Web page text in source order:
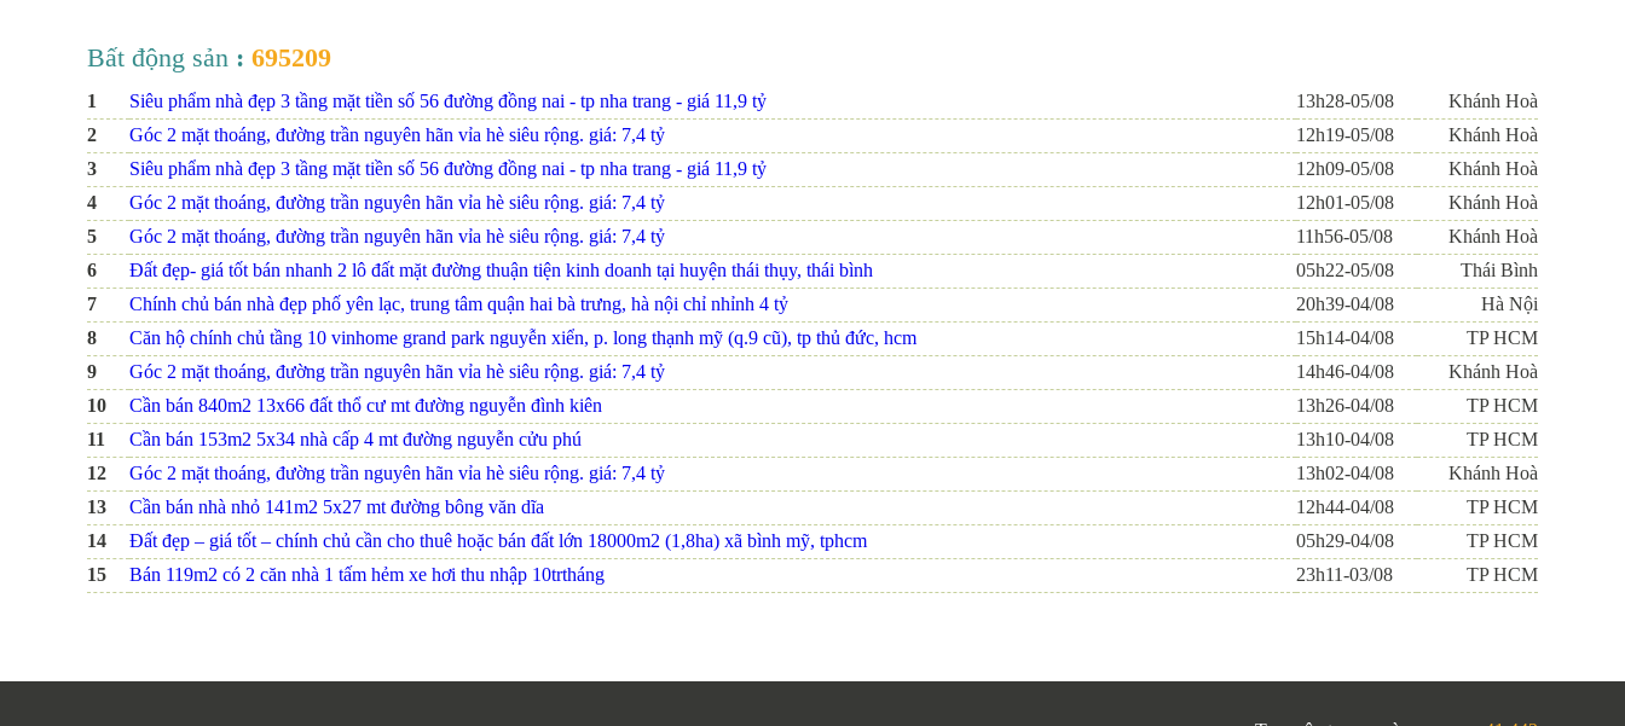
Bất động sản : 695209
1 Siêu phẩm nhà đẹp 3 tầng mặt tiền số 56 đường đồng nai - tp nha trang - giá 11,9 tỷ 13h28-05/08
Khánh Hoà
2
Góc 2 mặt thoáng, đường trần nguyên hãn vỉa hè siêu rộng. giá: 7,4 tỷ 12h19-05/08
Khánh Hoà
3
Siêu phẩm nhà đẹp 3 tầng mặt tiền số 56 đường đồng nai - tp nha trang - giá 11,9 tỷ 12h09-05/08
Khánh Hoà
4
Góc 2 mặt thoáng, đường trần nguyên hãn vỉa hè siêu rộng. giá: 7,4 tỷ 12h01-05/08
Khánh Hoà
5
Góc 2 mặt thoáng, đường trần nguyên hãn vỉa hè siêu rộng. giá: 7,4 tỷ 11h56-05/08
Khánh Hoà
6
Đất đẹp- giá tốt bán nhanh 2 lô đất mặt đường thuận tiện kinh doanh tại huyện thái thụy, thái bình 05h22-05/08
Thái Bình
7
Chính chủ bán nhà đẹp phố yên lạc, trung tâm quận hai bà trưng, hà nội chỉ nhỉnh 4 tỷ 20h39-04/08
Hà Nội
8
Căn hộ chính chủ tầng 10 vinhome grand park nguyễn xiển, p. long thạnh mỹ (q.9 cũ), tp thủ đức, hcm 15h14-04/08
TP HCM
9
Góc 2 mặt thoáng, đường trần nguyên hãn vỉa hè siêu rộng. giá: 7,4 tỷ 14h46-04/08
Khánh Hoà
10
Cần bán 840m2 13x66 đất thổ cư mt đường nguyễn đình kiên 13h26-04/08
TP HCM
11
Cần bán 153m2 5x34 nhà cấp 4 mt đường nguyễn cửu phú 13h10-04/08
TP HCM
12
Góc 2 mặt thoáng, đường trần nguyên hãn vỉa hè siêu rộng. giá: 7,4 tỷ 13h02-04/08
Khánh Hoà
13
Cần bán nhà nhỏ 141m2 5x27 mt đường bông văn dĩa 12h44-04/08
TP HCM
14
Đất đẹp – giá tốt – chính chủ cần cho thuê hoặc bán đất lớn 18000m2 (1,8ha) xã bình mỹ, tphcm 05h29-04/08
TP HCM
15
Bán 119m2 có 2 căn nhà 1 tấm hẻm xe hơi thu nhập 10trtháng 23h11-03/08 TP HCM